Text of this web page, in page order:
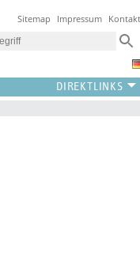
Sitemap Impressum Kontakt